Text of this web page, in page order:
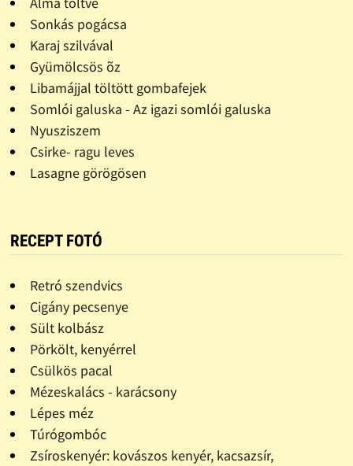
Sonkás pogácsa
Karaj szilvával
Gyümölcsös õz
Libamájjal töltött gombafejek
Somlói galuska - Az igazi somlói galuska
Nyusziszem
Csirke- ragu leves
Lasagne görögösen
RECEPT FOTÓ
Retró szendvics
Cigány pecsenye
Sült kolbász
Pörkölt, kenyérrel
Csülkös pacal
Mézeskalács - karácsony
Lépes méz
Túrógombóc
Zsíroskenyér: kovászos kenyér, kacsazsír,